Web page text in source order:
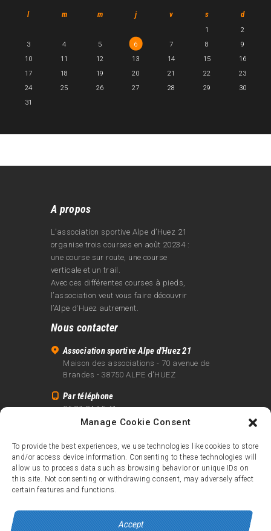
Manage Cookie Consent
To provide the best experiences, we use technologies like cookies to store
and/or access device information. Consenting to these technologies will
allow us to process data such as browsing behavior or unique IDs on
this site. Not consenting or withdrawing consent, may adversely affect
certain features and functions.
Accept
l m m j v s d
1
2
3
4 5 6 7 8
9
10
11 12 13 14 15
16
17
18 19 20 21 22
23
24
25 26 27 28 29
30
31
A propos
L’association sportive Alpe d’Huez 21
organise trois courses en août 20234 :
une course sur route, une course
verticale et un trail.
Avec ces différentes courses à pieds,
l’association veut vous faire découvrir
l’Alpe d‘Huez autrement.
Nous contacter
Association sportive Alpe d'Huez 21
Maison des associations - 70 avenue de
Brandes - 38750 ALPE d'HUEZ
Par téléphone
06 81 24 15 41
info@alpe21.fr
Mentions légales
Contact
crédits